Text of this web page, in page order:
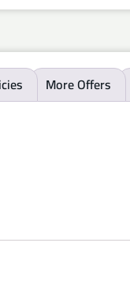
More Offers